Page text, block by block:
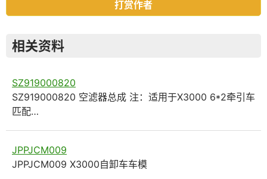
打赏作者
相关资料
SZ919000820
SZ919000820 空滤器总成 注：适用于X3000 6*2牵引车
匹配…
JPPJCM009
JPPJCM009 X3000自卸车车模